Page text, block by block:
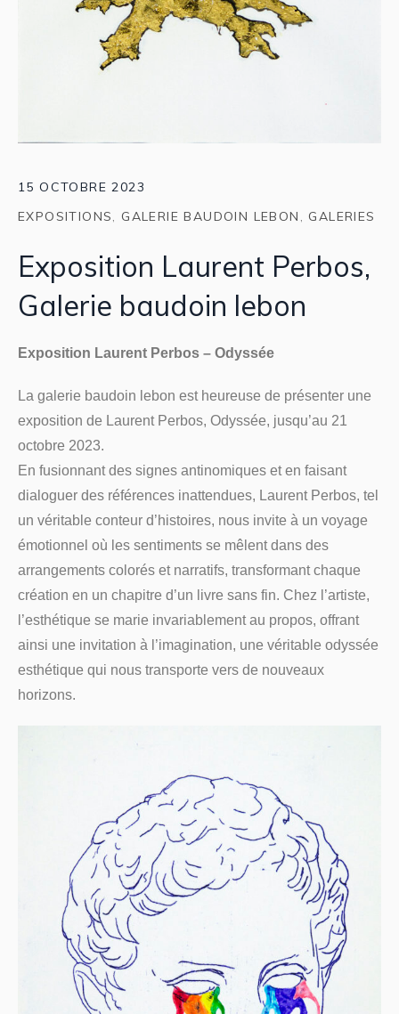
15 OCTOBRE 2023
EXPOSITIONS, GALERIE BAUDOIN LEBON , GALERIES
Exposition Laurent Perbos,
Galerie baudoin lebon
Exposition Laurent Perbos – Odyssée
La galerie baudoin lebon est heureuse de présenter une
exposition de Laurent Perbos, Odyssée, jusqu’au 21
octobre 2023.
En fusionnant des signes antinomiques et en faisant
dialoguer des références inattendues, Laurent Perbos, tel
un véritable conteur d’histoires, nous invite à un voyage
émotionnel où les sentiments se mêlent dans des
arrangements colorés et narratifs, transformant chaque
création en un chapitre d’un livre sans fin. Chez l’artiste,
l’esthétique se marie invariablement au propos, offrant
ainsi une invitation à l’imagination, une véritable odyssée
esthétique qui nous transporte vers de nouveaux
horizons.